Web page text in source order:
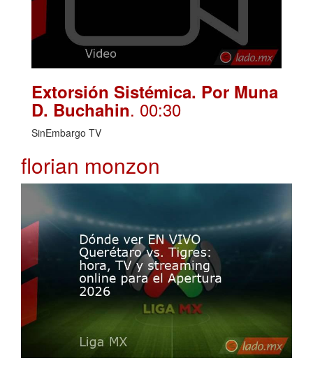
Extorsión Sistémica. Por Muna
D. Buchahin. 00:30
SinEmbargo TV
florian monzon